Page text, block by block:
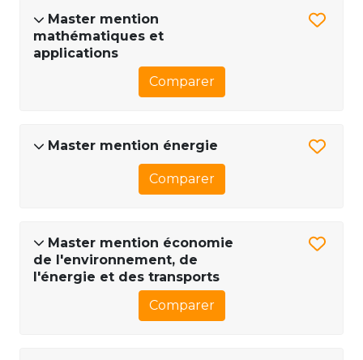
Master mention
mathématiques et
applications
Comparer
Master mention énergie
Comparer
Master mention économie
de l'environnement, de
l'énergie et des transports
Comparer